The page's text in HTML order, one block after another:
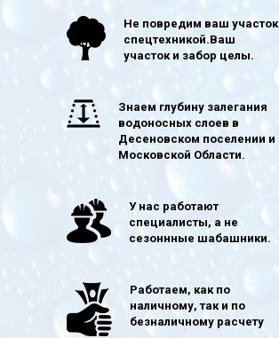
Не повредим ваш участок
спецтехникой.Ваш
участок и забор целы.
Знаем глубину залегания
водоносных слоев в
Десеновском поселении и
Московской Области.
У нас работают
специалисты, а не
сезоннные шабашники.
Работаем, как по
наличному, так и по
безналичному расчету